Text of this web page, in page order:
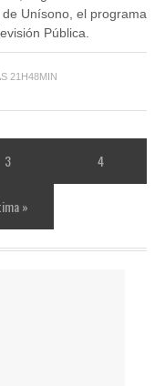
Unísono, el programa
Pública.
21H48MIN
3 4
»